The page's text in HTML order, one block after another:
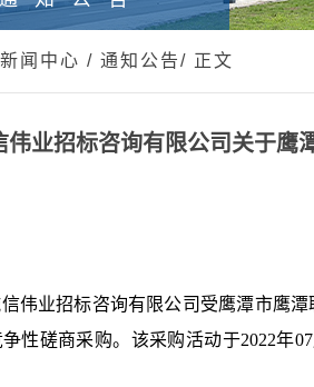
新闻中心 / 通知公告/ 正文
伟业招标咨询有限公司关于鹰
伟业招标咨询有限公司受鹰潭市鹰
性磋商采购。该采购活动于2022年